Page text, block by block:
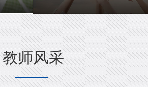
少儿部荣誉
教师风采